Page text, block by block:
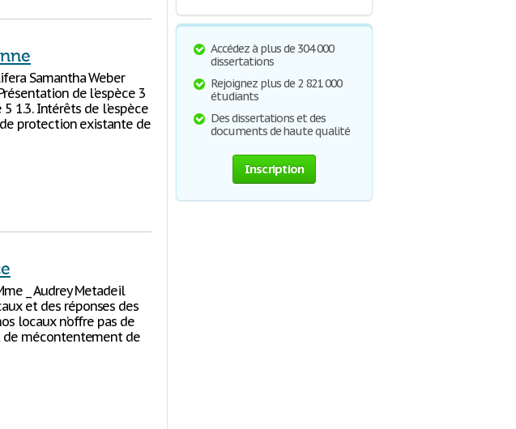
Samantha Weber
de l'espèce 3
5 1.3. Intérêts de l'espèce
de protection existante de
_ Audrey Metadeil
et des réponses des
locaux n’offre pas de
de mécontentement de
Accédez à plus de 304 000
dissertations
Rejoignez plus de 2 821 000
étudiants
Des dissertations et des
documents de haute qualité
Inscription